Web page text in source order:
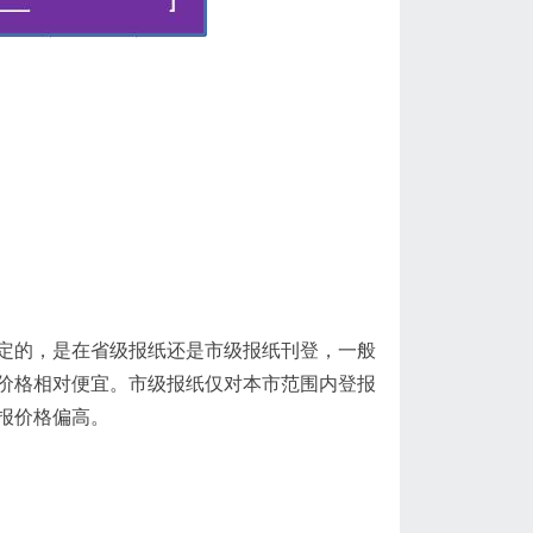
的，是在省级报纸还是市级报纸刊登，一般
格相对便宜。市级报纸仅对本市范围内登报
价格偏高。